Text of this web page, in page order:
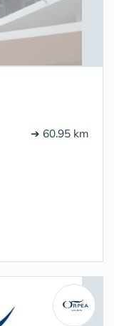
➔ 60.95 km